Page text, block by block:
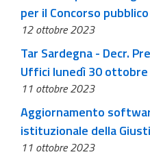
per il Concorso
bandito con Dsg n. 76
copertura di n. 17
amministrativo, n. 1
informatico e n. 10
a tempo pieno e
mesi
12 ottobre 2023
Tar Sardegna - Decr.
Uffici lunedì 30
Santo Patrono città di
11 ottobre 2023
Aggiornamento
istituzionale della
11 ottobre 2023